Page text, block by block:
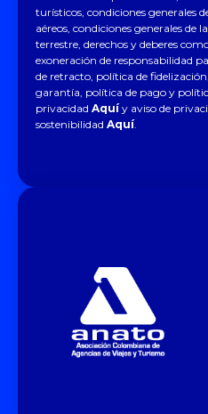
turísticos, condiciones generales
aéreos, condiciones generales de
terrestre, derechos y deberes
exoneración de responsabilidad
de retracto, política de
garantía, política de pago y
privacidad Aquí y aviso de
sostenibilidad Aquí.